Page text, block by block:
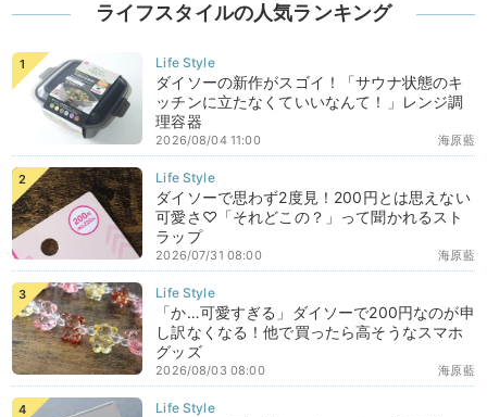
ライフスタイルの人気ランキング
ダイソーの新作がスゴイ！「サウナ状態のキ
ッチンに立たなくていいなんて！」レンジ調
理容器
海原藍
2026/08/04 11:00
ダイソーで思わず2度見！200円とは思えない
可愛さ♡「それどこの？」って聞かれるスト
ラップ
海原藍
2026/07/31 08:00
「か…可愛すぎる」ダイソーで200円なのが申
し訳なくなる！他で買ったら高そうなスマホ
グッズ
海原藍
2026/08/03 08:00